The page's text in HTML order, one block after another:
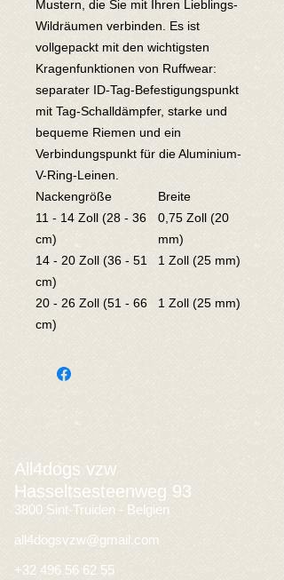
Mustern, die Sie mit Ihren Lieblings-
Wildräumen verbinden. Es ist
vollgepackt mit den wichtigsten
Kragenfunktionen von Ruffwear:
separater ID-Tag-Befestigungspunkt
mit Tag-Schalldämpfer, starke und
bequeme Riemen und ein
Verbindungspunkt für die Aluminium-
V-Ring-Leinen.
Nackengröße
Breite
11 - 14 Zoll (28 - 36
cm)
0,75 Zoll (20
mm)
14 - 20 Zoll (36 - 51
cm)
1 Zoll (25 mm)
20 - 26 Zoll (51 - 66
cm)
1 Zoll (25 mm)
All4dogs vzw
Hasseltsesteenweg 93
3800 Sint-Truiden - Belgien
all4dogsvzw@gmail.com
+32 496 56 62 55